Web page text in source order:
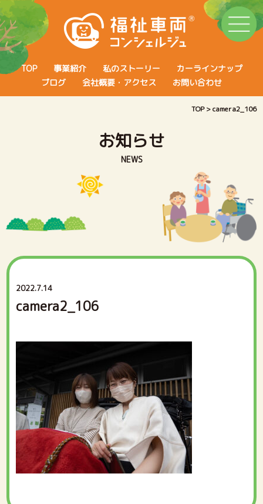
TOP 事業紹介 私のストーリー
カーラインナップ
ブログ
会社概要・アクセス お問い合わせ
TOP>camera2_106
お知らせ
NEWS
2022.7.14
camera2_106